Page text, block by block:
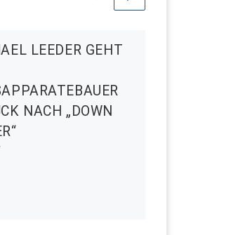
LEEDER GEHT
NACH „DOWN